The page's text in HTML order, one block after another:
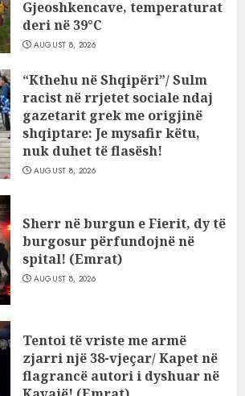
Gjeoshkencave, temperaturat
deri në 39°C
AUGUST 8, 2026
“Kthehu në Shqipëri”/ Sulm
racist në rrjetet sociale ndaj
gazetarit grek me origjinë
shqiptare: Je mysafir këtu,
nuk duhet të flasësh!
AUGUST 8, 2026
Sherr në burgun e Fierit, dy të
burgosur përfundojnë në
spital! (Emrat)
AUGUST 8, 2026
Tentoi të vriste me armë
zjarri një 38-vjeçar/ Kapet në
flagrancë autori i dyshuar në